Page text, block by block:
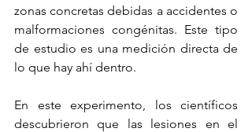
zonas concretas debidas a accidentes o
malformaciones congénitas. Este tipo
de estudio es una medición directa de
lo que hay ahí dentro.
En este experimento, los científicos
descubrieron que las lesiones en el